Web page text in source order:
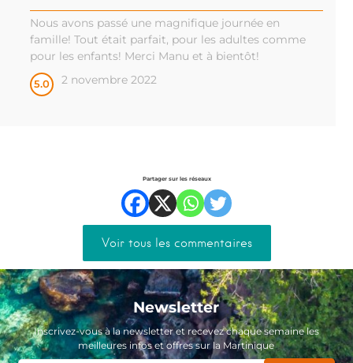
Nous avons passé une magnifique journée en
famille! Tout était parfait, pour les adultes comme
pour les enfants! Merci Manu et à bientôt!
5.0 2 novembre 2022
Partager sur les réseaux
Voir tous les commentaires
Newsletter
Inscrivez-vous à la newsletter et recevez chaque semaine les
meilleures infos et offres sur la Martinique